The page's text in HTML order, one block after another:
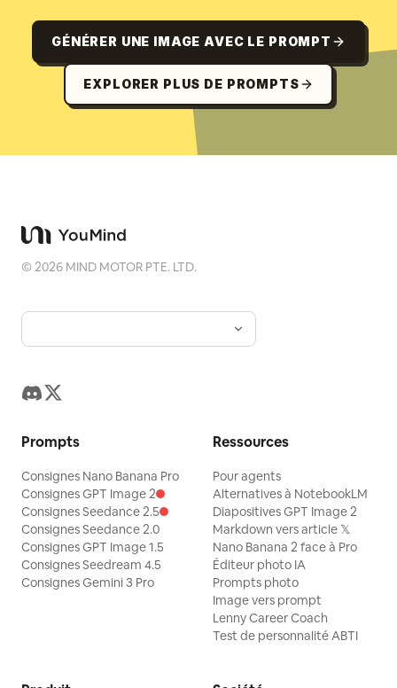
GÉNÉRER UNE IMAGE AVEC LE PROMPT
EXPLORER PLUS DE PROMPTS
©2026 MIND MOTOR PTE. LTD.
Prompts
Consignes Nano Banana Pro
Consignes GPT Image 2
Consignes Seedance 2.5
Consignes Seedance 2.0
Consignes GPT Image 1.5
Consignes Seedream 4.5
Consignes Gemini 3 Pro
Ressources
Pour agents
Alternatives à NotebookLM
Diapositives GPT Image 2
Markdown vers article 𝕏
Nano Banana 2 face à Pro
Éditeur photo IA
Prompts photo
Image vers prompt
Lenny Career Coach
Test de personnalité ABTI